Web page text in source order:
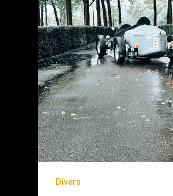
Divers